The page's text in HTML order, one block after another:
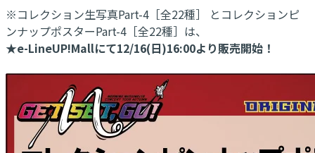
※コレクション生写真Part-4［全22種］ とコレクションピ
ンナップポスターPart-4［全22種］は、
★e-LineUP!Mallにて12/16(日)16:00より販売開始！